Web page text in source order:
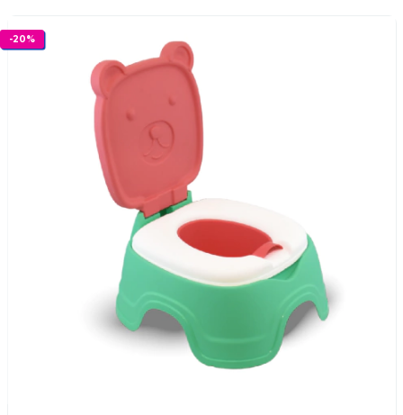
-20%